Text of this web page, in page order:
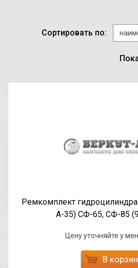
Сортировать по:
Ремкомплект
А-35) СФ-65, СФ-85
Цену уточняйте у
В